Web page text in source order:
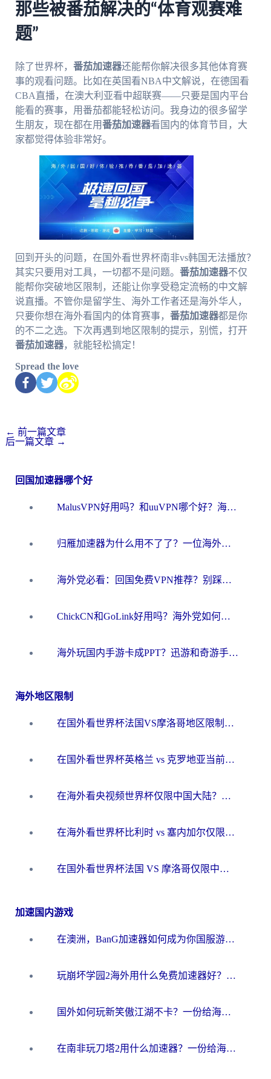
那些被番茄解决的“体育观赛难
题”
除了世界杯， 番茄加速器还能帮你解决很多其他体育赛
事的观看问题。比如在英国看NBA中文解说，在德国看
CBA直播，在澳大利亚看中超联赛——只要是国内平台
能看的赛事，用番茄都能轻松访问。我身边的很多留学
生朋友，现在都在用番茄加速器看国内的体育节目，大
家都觉得体验非常好。
回到开头的问题，在国外看世界杯南非vs韩国无法播放？
其实只要用对工具，一切都不是问题。 番茄加速器不仅
能帮你突破地区限制，还能让你享受稳定流畅的中文解
说直播。不管你是留学生、海外工作者还是海外华人，
只要你想在海外看国内的体育赛事， 番茄加速器都是你
的不二之选。下次再遇到地区限制的提示，别慌，打开
番茄加速器，就能轻松搞定！
Spread the love
← 前一篇文章
后一篇文章 →
回国加速器哪个好
MalusVPN好用吗？和uuVPN哪个好？海外党无缝访问国内资源的真实对比与选择指南
归雁加速器为什么用不了了？一位海外游子的真实困惑与技术解答
海外党必看：回国免费VPN推荐？别踩坑！教你选对加速器无缝刷国内资源
ChickCN和GoLink好用吗？海外党如何选对回国加速器
海外玩国内手游卡成PPT？迅游和奇游手游哪个好？一篇讲透回国加速器怎么选
海外地区限制
在国外看世界杯法国VS摩洛哥地区限制？这篇指南让你流畅看中文解说无压力
在国外看世界杯英格兰 vs 克罗地亚当前地区不可播放？这篇指南帮你搞定所有海外观赛难题
在海外看央视频世界杯仅限中国大陆？这篇指南帮你解锁中文解说+无卡顿直播
在海外看世界杯比利时 vs 塞内加尔仅限中国大陆？我找到了最流畅的中文解说之路
在国外看世界杯法国 VS 摩洛哥仅限中国大陆？海外党这样看中文解说赛事不卡顿
加速国内游戏
在澳洲，BanG加速器如何成为你国服游戏的“时光机”？
玩崩坏学园2海外用什么免费加速器好？2026海外党亲测国服游戏加速指南
国外如何玩新笑傲江湖不卡？一份给海外游子的终极网络指南
在南非玩刀塔2用什么加速器？一份给海外游子的终极生存指南